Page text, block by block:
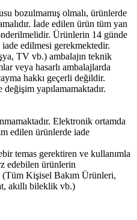
bozulmamış olmalı, ürünlerde
İade edilen ürün tüm yan
Ürünlerin 14 günde
edilmesi gerekmektedir.
TV vb.) ambalajın teknik
veya hasarlı ambalajlarda
hakkı geçerli değildir.
yapılamamaktadır.
Elektronik ortamda
edilen ürünlerde iade
temas gerektiren ve kullanımla
edebilen ürünlerin
(Tüm Kişisel Bakım Ürünleri,
akıllı bileklik vb.)